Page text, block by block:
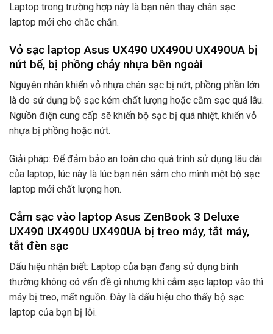
Laptop trong trường hợp này là bạn nên thay chân sạc
laptop mới cho chắc chắn.
Vỏ sạc laptop Asus UX490 UX490U UX490UA bị
nứt bể, bị phồng chảy nhựa bên ngoài
Nguyên nhân khiến vỏ nhựa chân sạc bị nứt, phồng phần lớn
là do sử dụng bộ sạc kém chất lượng hoặc cắm sạc quá lâu.
Nguồn điện cung cấp sẽ khiến bộ sạc bị quá nhiệt, khiến vỏ
nhựa bị phồng hoặc nứt.
Giải pháp: Để đảm bảo an toàn cho quá trình sử dụng lâu dài
của laptop, lúc này là lúc bạn nên sắm cho mình một bộ sạc
laptop mới chất lượng hơn.
Cắm sạc vào laptop Asus ZenBook 3 Deluxe
UX490 UX490U UX490UA bị treo máy, tắt máy,
tắt đèn sạc
Dấu hiệu nhận biết: Laptop của bạn đang sử dụng bình
thường không có vấn đề gì nhưng khi cắm sạc laptop vào thì
máy bị treo, mất nguồn. Đây là dấu hiệu cho thấy bộ sạc
laptop của bạn bị lỗi.